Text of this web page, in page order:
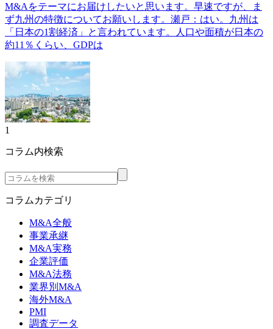
M&Aをテーマにお届けしたいと思います。早速ですが、ま
ず九州の特徴についてお願いします。瀬戸：はい。九州は
「日本の1割経済」と言われています。人口や面積が日本の
約11％くらい、GDPは
1
コラム内検索
コラムカテゴリ
M&A全般
事業承継
M&A実務
企業評価
M&A法務
業界別M&A
海外M&A
PMI
調査データ